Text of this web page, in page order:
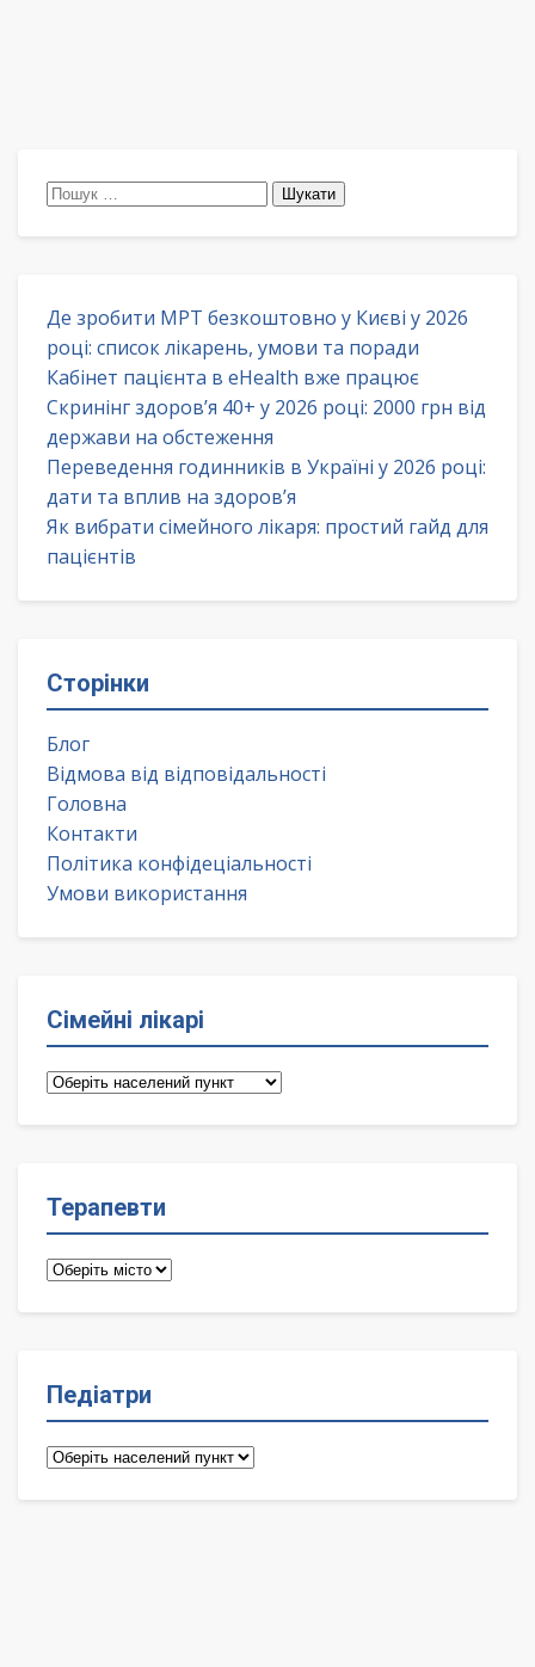
Пошук:
Де зробити МРТ безкоштовно у Києві у 2026
році: список лікарень, умови та поради
Кабінет пацієнта в eHealth вже працює
Скринінг здоров’я 40+ у 2026 році: 2000 грн від
держави на обстеження
Переведення годинників в Україні у 2026 році:
дати та вплив на здоров’я
Як вибрати сімейного лікаря: простий гайд для
пацієнтів
Сторінки
Блог
Відмова від відповідальності
Головна
Контакти
Політика конфідеціальності
Умови використання
Сімейні лікарі
Сімейні
Терапевти
Терапевти
Педіатри
Педіатри